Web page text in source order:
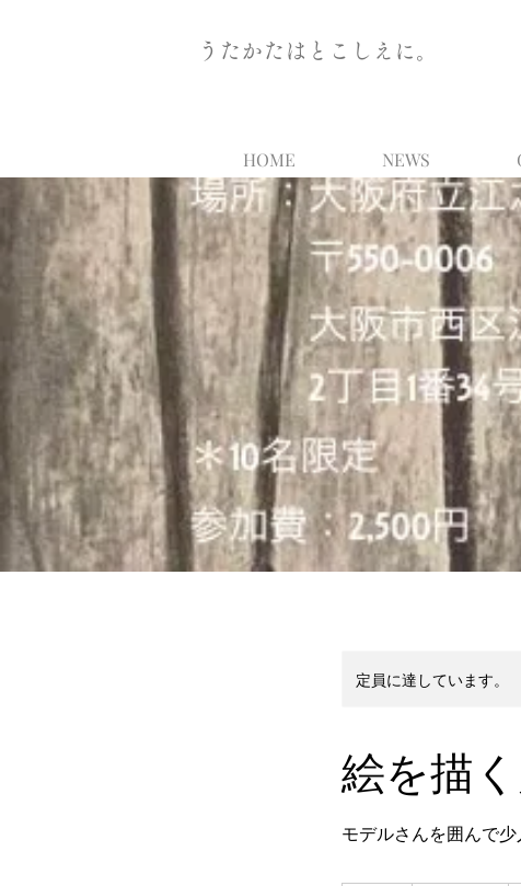
うたかたはとこしえに。
HOME NEWS
定員に達しています。
絵を描
モデルさんを囲んで少